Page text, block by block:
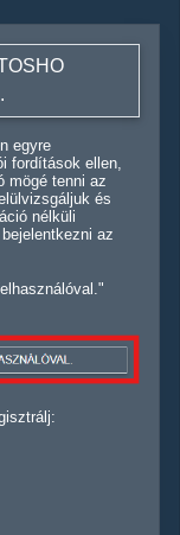
egyre
fordítások ellen,
mögé tenni az
és
nélküli
az